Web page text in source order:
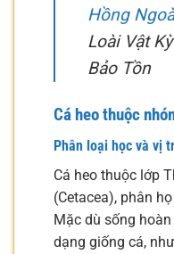
Hồng
Loài Vật
Bảo Tồn
Cá heo thuộc
Phân loại học và vị
Cá heo thuộc lớp
(Cetacea), phân
Mặc dù sống
dạng giống cá,